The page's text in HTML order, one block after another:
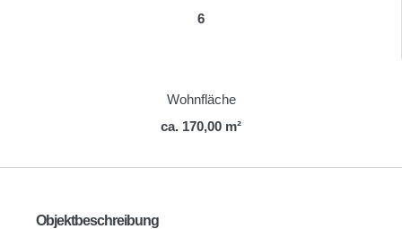
6
Wohnfläche
ca. 170,00 m²
Objektbeschreibung